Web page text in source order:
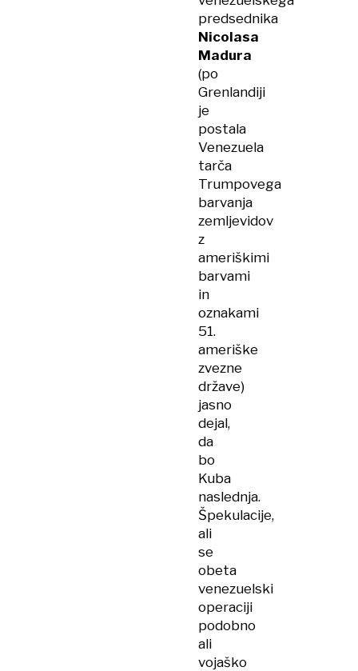
predsednika
Nicolasa
Madura
(po
Grenlandiji
je
postala
Venezuela
tarča
Trumpovega
barvanja
zemljevidov
z
ameriškimi
barvami
in
oznakami
51.
ameriške
zvezne
države)
jasno
dejal,
da
bo
Kuba
naslednja.
Špekulacije,
ali
se
obeta
venezuelski
operaciji
podobno
ali
vojaško